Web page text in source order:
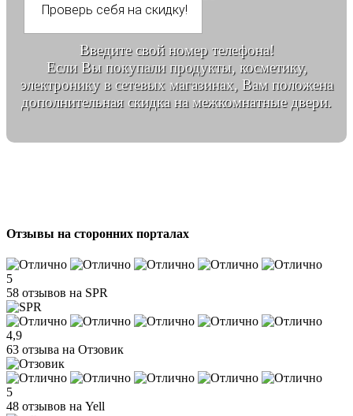
Введите свой номер телефона!
Если Вы покупали продукты, косметику,
электронику в сетевых магазинах, Вам положена
дополнительная скидка на межкомнатные двери.
Отзывы на сторонних порталах
5
58 отзывов на SPR
4,9
63 отзыва на Отзовик
5
48 отзывов на Yell